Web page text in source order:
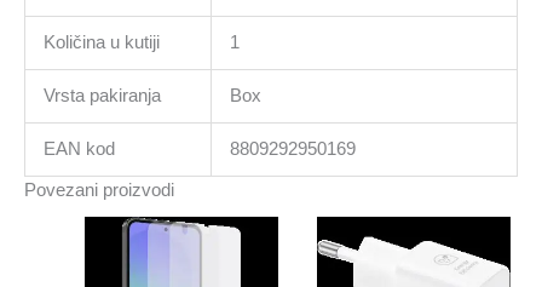
Količina u kutiji 1
Vrsta pakiranja Box
EAN kod 8809292950169
Povezani proizvodi